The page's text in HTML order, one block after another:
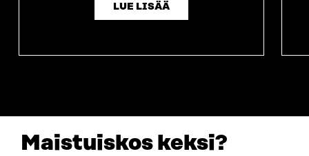
Maistuiskos keksi?
LUE LISÄÄ